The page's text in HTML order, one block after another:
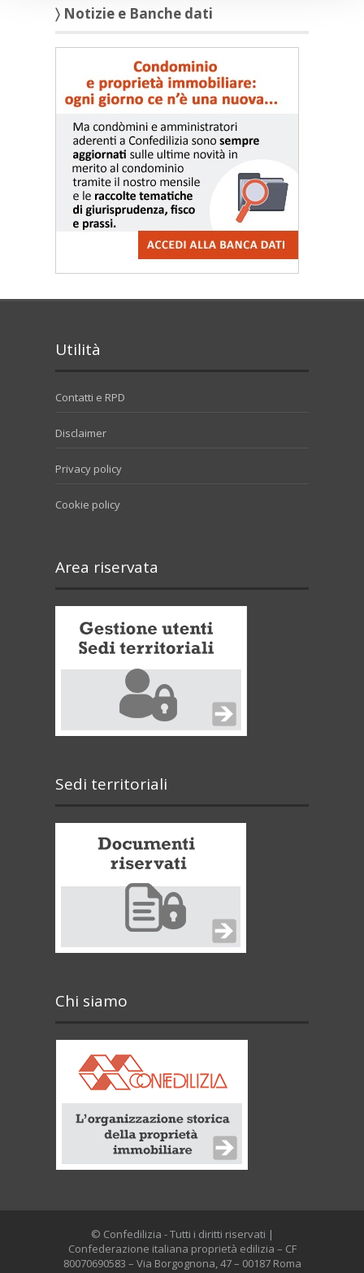
〉 Notizie e Banche dati
Utilità
Contatti e RPD
Disclaimer
Privacy policy
Cookie policy
Area riservata
Sedi territoriali
Chi siamo
© Confedilizia - Tutti i diritti riservati |
Confederazione italiana proprietà edilizia – CF
80070690583 – Via Borgognona, 47 – 00187 Roma